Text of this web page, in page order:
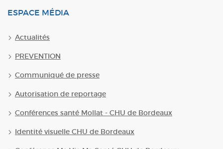
ESPACE MÉDIA
Actualités
PREVENTION
Communiqué de presse
Autorisation de reportage
Conférences santé Mollat - CHU de Bordeaux
Identité visuelle CHU de Bordeaux